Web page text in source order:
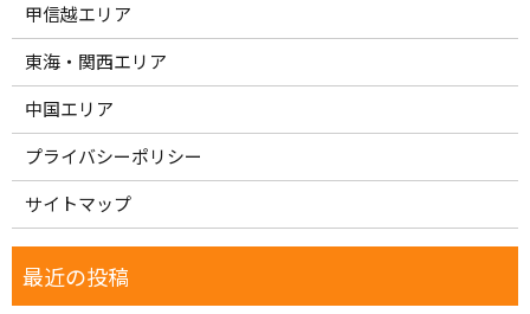
甲信越エリア
東海・関西エリア
中国エリア
プライバシーポリシー
サイトマップ